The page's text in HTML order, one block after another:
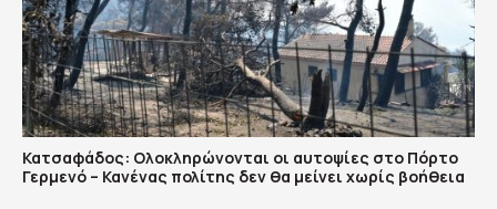
Κατσαφάδος: Ολοκληρώνονται οι αυτοψίες στο Πόρτο
Γερμενό – Κανένας πολίτης δεν θα μείνει χωρίς βοήθεια